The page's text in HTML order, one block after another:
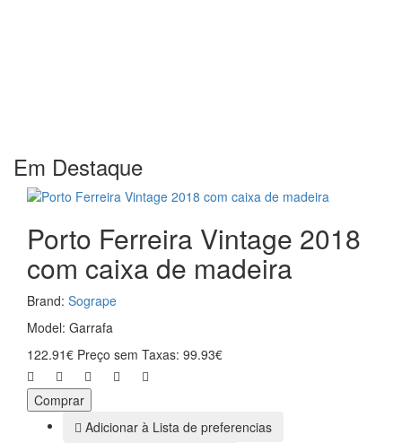
Em Destaque
Porto Ferreira Vintage 2018
com caixa de madeira
Brand: Sogrape
Model: Garrafa
122.91€ Preço sem Taxas: 99.93€
Comprar
Adicionar à Lista de preferencias